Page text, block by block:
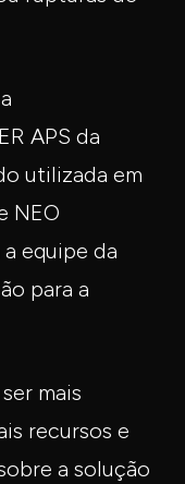
APS da
utilizada em
NEO
equipe da
para a
mais
recursos e
a solução